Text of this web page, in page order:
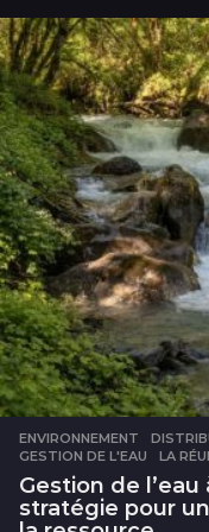
u
r
s
ENVIRONNEMENT
GESTION DE L'EAU
,LA
Gestion de
stratégie pour